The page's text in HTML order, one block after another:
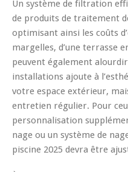
Un système de filtration
de produits de traitement
optimisant ainsi les coûts
margelles, d’une terrasse
peuvent également
installations ajoute à
votre espace extérieur,
entretien régulier. Pour
personnalisation
nage ou un système de
piscine 2025 devra être